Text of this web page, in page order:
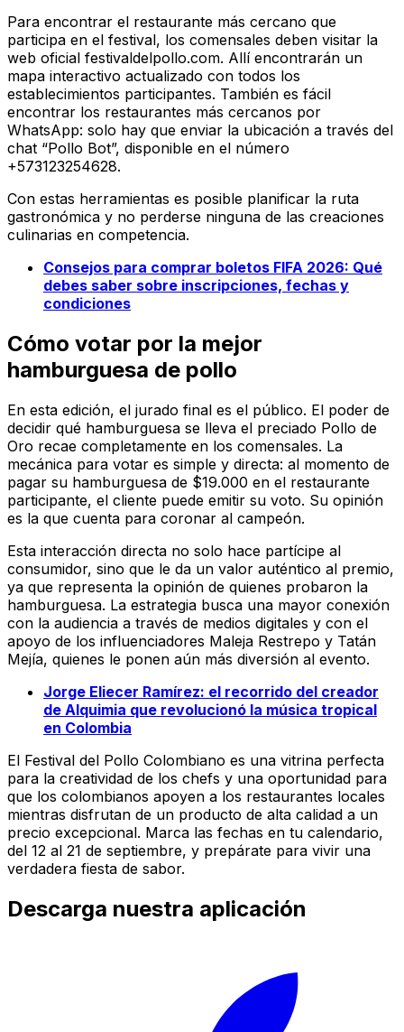
Para encontrar el restaurante más cercano que
participa en el festival, los comensales deben visitar la
web oficial festivaldelpollo.com. Allí encontrarán un
mapa interactivo actualizado con todos los
establecimientos participantes. También es fácil
encontrar los restaurantes más cercanos por
WhatsApp: solo hay que enviar la ubicación a través del
chat “Pollo Bot”, disponible en el número
+573123254628.
Con estas herramientas es posible planificar la ruta
gastronómica y no perderse ninguna de las creaciones
culinarias en competencia.
Consejos para comprar boletos FIFA 2026: Qué
debes saber sobre inscripciones, fechas y
condiciones
Cómo votar por la mejor
hamburguesa de pollo
En esta edición, el jurado final es el público. El poder de
decidir qué hamburguesa se lleva el preciado Pollo de
Oro recae completamente en los comensales. La
mecánica para votar es simple y directa: al momento de
pagar su hamburguesa de $19.000 en el restaurante
participante, el cliente puede emitir su voto. Su opinión
es la que cuenta para coronar al campeón.
Esta interacción directa no solo hace partícipe al
consumidor, sino que le da un valor auténtico al premio,
ya que representa la opinión de quienes probaron la
hamburguesa. La estrategia busca una mayor conexión
con la audiencia a través de medios digitales y con el
apoyo de los influenciadores Maleja Restrepo y Tatán
Mejía, quienes le ponen aún más diversión al evento.
Jorge Eliecer Ramírez: el recorrido del creador
de Alquimia que revolucionó la música tropical
en Colombia
El Festival del Pollo Colombiano es una vitrina perfecta
para la creatividad de los chefs y una oportunidad para
que los colombianos apoyen a los restaurantes locales
mientras disfrutan de un producto de alta calidad a un
precio excepcional. Marca las fechas en tu calendario,
del 12 al 21 de septiembre, y prepárate para vivir una
verdadera fiesta de sabor.
Descarga nuestra aplicación